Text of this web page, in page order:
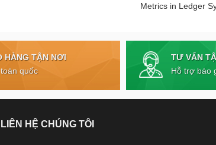
Metrics in Ledger
HÀNG TẬN NƠI
quốc
TƯ VẤN
Hỗ trợ báo
LIÊN HỆ CHÚNG TÔI